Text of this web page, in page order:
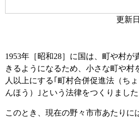
更新
1953年［昭和28］に国は、町や村が
きるようになるため、小さな町や村
人以上にする｢町村合併促進法（ち
んほう）｣という法律をつくりました
このとき、現在の野々市市あたりに